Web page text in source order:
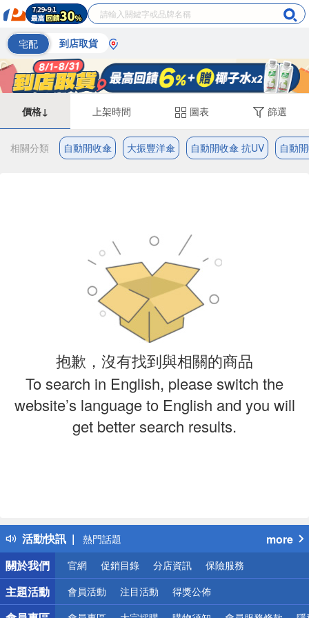
宅配 到店取貨
價格↓ 上架時間 圖表 篩選
相關分類 自動開收傘 大振豐洋傘 自動開收傘 抗UV 自動
抱歉，沒有找到與相關的商品
To search in English, please switch the
website’s language to English and you will
get better search results.
活動快訊
得獎公告
熱門話題
銀行優惠
偏遠地區配送
詐騙網頁！請小心！
more
關於我們
官網 促銷目錄 分店資訊 保險服務
主題活動 會員活動 注目活動 得獎公佈